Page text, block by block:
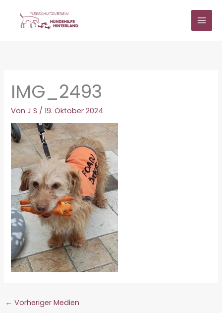
springen
IMG_2493
VonJ S /19. Oktober 2024
← Vorheriger Medien